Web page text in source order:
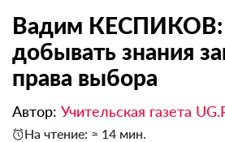
Вадим
добывать знания
права выбора
Автор: Учительская газета
На чтение: ≈ 14 мин.